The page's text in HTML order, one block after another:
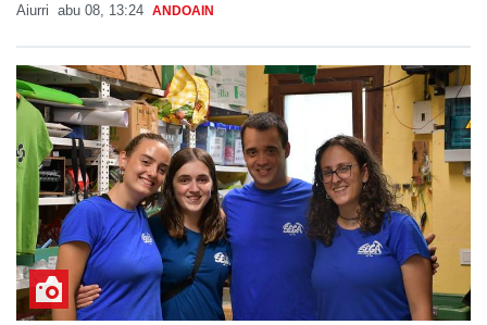
Aiurri abu 08, 13:24 ANDOAIN